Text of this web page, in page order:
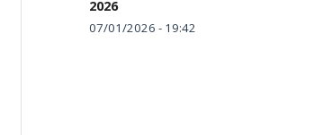
2026
07/01/2026 - 19:42